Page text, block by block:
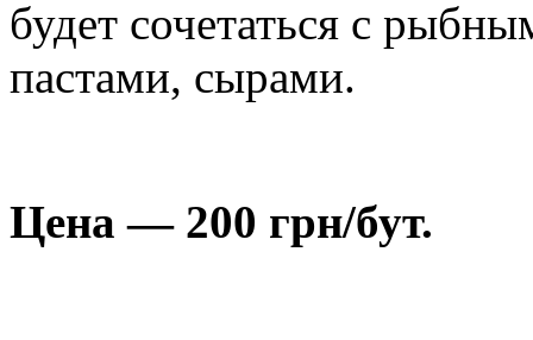
будет сочетаться с
пастами, сырами.
Цена — 200 грн/бут.